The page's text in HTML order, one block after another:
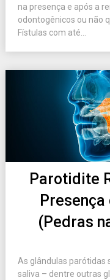
na presença e após a
odontogênicos ou não
Fístulas com até...
Parotidite
(Pedras
As glândulas parótidas
saliva – dentre outras